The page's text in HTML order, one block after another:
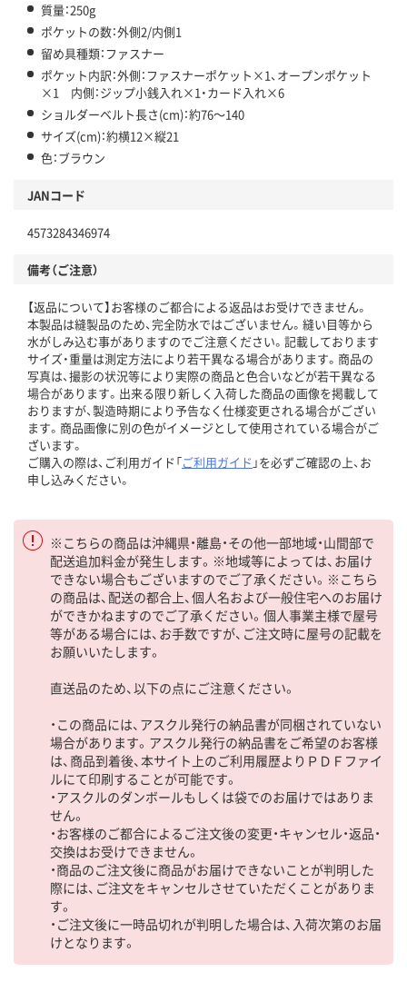
質量：250g
ポケットの数：外側2/内側1
留め具種類：ファスナー
ポケット内訳：外側：ファスナーポケット×1、オープンポケット
×1 内側：ジップ小銭入れ×1・カード入れ×6
ショルダーベルト長さ(cm)：約76～140
サイズ(cm)：約横12×縦21
色：ブラウン
JANコード
4573284346974
備考（ご注意）
【返品について】お客様のご都合による返品はお受けできません。
本製品は縫製品のため、完全防水ではございません。縫い目等から
水がしみ込む事がありますのでご注意ください。記載しております
サイズ・重量は測定方法により若干異なる場合があります。商品の
写真は、撮影の状況等により実際の商品と色合いなどが若干異なる
場合があります。出来る限り新しく入荷した商品の画像を掲載して
おりますが、製造時期により予告なく仕様変更される場合がござい
ます。商品画像に別の色がイメージとして使用されている場合がご
ざいます。
ご購入の際は、ご利用ガイド「ご利用ガイド 」を必ずご確認の上、お
申し込みください。
※こちらの商品は沖縄県・離島・その他一部地域・山間部で
配送追加料金が発生します。※地域等によっては、お届け
できない場合もございますのでご了承ください。※こちら
の商品は、配送の都合上、個人名および一般住宅へのお届け
ができかねますのでご了承ください。個人事業主様で屋号
等がある場合には、お手数ですが、ご注文時に屋号の記載を
お願いいたします。
直送品のため、以下の点にご注意ください。
・この商品には、アスクル発行の納品書が同梱されていない
場合があります。アスクル発行の納品書をご希望のお客様
は、商品到着後、本サイト上のご利用履歴よりＰＤＦファイ
ルにて印刷することが可能です。
・アスクルのダンボールもしくは袋でのお届けではありま
せん。
・お客様のご都合によるご注文後の変更・キャンセル・返品・
交換はお受けできません。
・商品のご注文後に商品がお届けできないことが判明した
際には、ご注文をキャンセルさせていただくことがありま
す。
・ご注文後に一時品切れが判明した場合は、入荷次第のお届
けとなります。